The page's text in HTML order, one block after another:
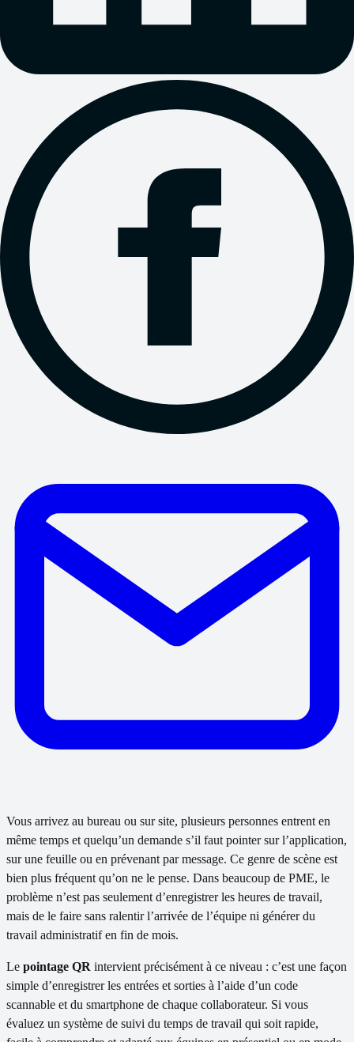
Vous arrivez au bureau ou sur site, plusieurs personnes entrent en
même temps et quelqu’un demande s’il faut pointer sur l’application,
sur une feuille ou en prévenant par message. Ce genre de scène est
bien plus fréquent qu’on ne le pense. Dans beaucoup de PME, le
problème n’est pas seulement d’enregistrer les heures de travail,
mais de le faire sans ralentir l’arrivée de l’équipe ni générer du
travail administratif en fin de mois.
Le pointage QR intervient précisément à ce niveau : c’est une façon
simple d’enregistrer les entrées et sorties à l’aide d’un code
scannable et du smartphone de chaque collaborateur. Si vous
évaluez un système de suivi du temps de travail qui soit rapide,